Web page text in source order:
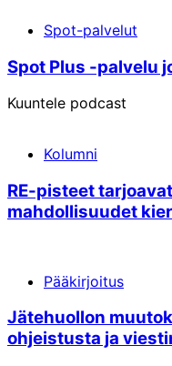
Spot-palvelut
Spot Plus -palvelu
Kuuntele podcast
Kolumni
RE-pisteet
mahdollisuudet
Pääkirjoitus
Jätehuollon
ohjeistusta ja